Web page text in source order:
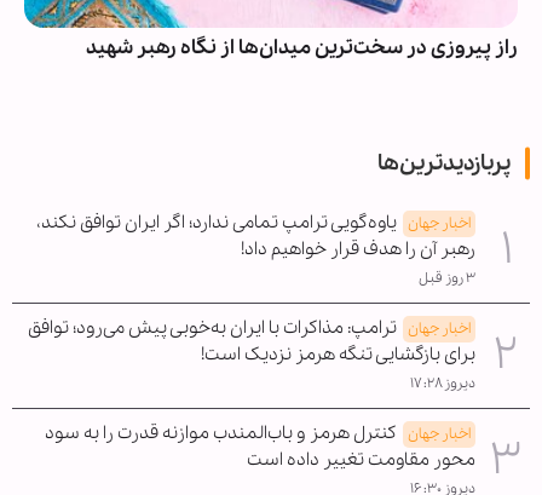
اربعین؛ بزرگ‌ترین مانور وحدت شیعه و سنی
پربازدیدترین‌ها
اخبار جهان یاوه‌گویی ترامپ تمامی ندارد؛ اگر ایران توافق نکند،
رهبر آن را هدف قرار خواهیم داد!
۳ روز قبل
اخبار جهان ترامپ: مذاکرات با ایران به‌خوبی پیش می‌رود؛ توافق
برای بازگشایی تنگه هرمز نزدیک است!
دیروز ۱۷:۲۸
اخبار جهان کنترل هرمز و باب‌المندب موازنه قدرت را به سود
محور مقاومت تغییر داده است
دیروز ۱۶:۳۰